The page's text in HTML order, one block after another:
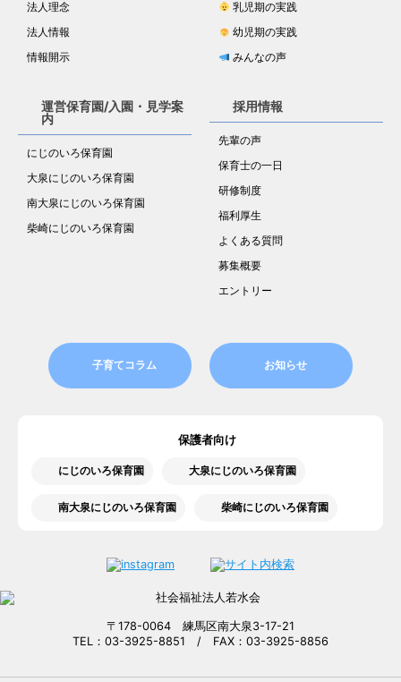
法人理念
法人情報
情報開示
乳児期の実践
幼児期の実践
みんなの声
運営保育園/入園・見学案
内
にじのいろ保育園
大泉にじのいろ保育園
南大泉にじのいろ保育園
柴崎にじのいろ保育園
採用情報
先輩の声
保育士の一日
研修制度
福利厚生
よくある質問
募集概要
エントリー
子育てコラム お知らせ
保護者向け
にじのいろ保育園 大泉にじのいろ保育園
南大泉にじのいろ保育園 柴崎にじのいろ保育園
〒178-0064 練馬区南大泉3-17-21
TEL：03-3925-8851 / FAX：03-3925-8856